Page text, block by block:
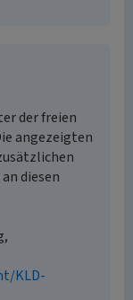
der freien
angezeigten
diesen
KLD-